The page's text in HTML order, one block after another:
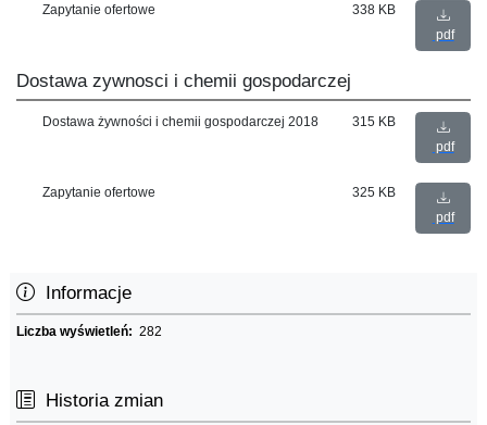
Zapytanie ofertowe
338 KB
pdf
Dostawa zywnosci i chemii gospodarczej
Dostawa żywności i chemii gospodarczej 2018
315 KB
pdf
Zapytanie ofertowe
325 KB
pdf
Informacje
Liczba wyświetleń: 282
Historia zmian